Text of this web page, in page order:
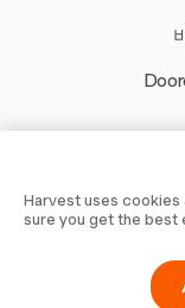
Harvest uses
sure you get the best